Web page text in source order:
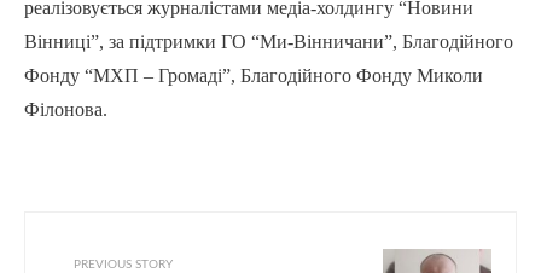
реалізовується журналістами медіа-холдингу “Новини
Вінниці”, за підтримки ГО “Ми-Вінничани”, Благодійного
Фонду “МХП – Громаді”, Благодійного Фонду Миколи
Філонова.
PREVIOUS STORY